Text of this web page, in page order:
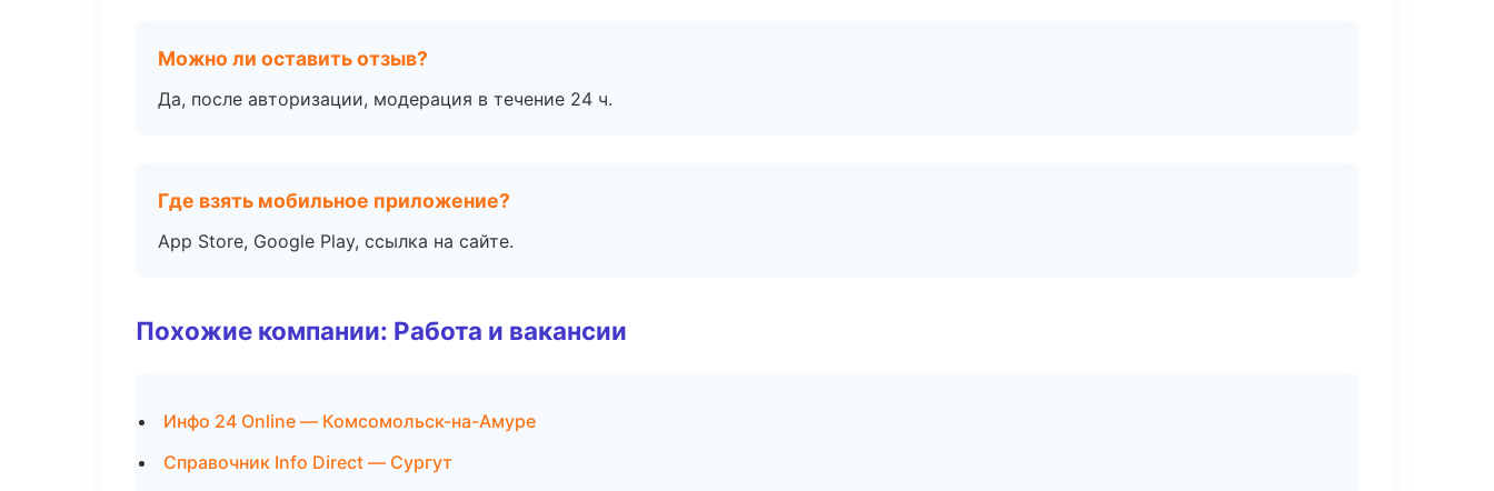
Можно ли оставить отзыв?
Да, после авторизации, модерация в течение 24 ч.
Где взять мобильное приложение?
App Store, Google Play, ссылка на сайте.
Похожие компании: Работа и вакансии
Инфо 24 Online — Комсомольск-на-Амуре
Справочник Info Direct — Сургут